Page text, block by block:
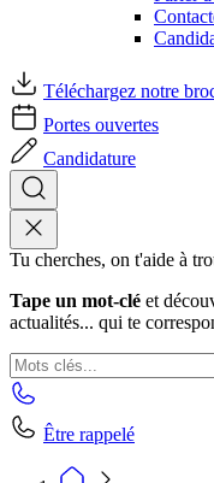
Téléchargez notre
Portes ouvertes
Candidature
Tu cherches, on t'aide à
Tape un mot-clé et
actualités... qui te
Être rappelé